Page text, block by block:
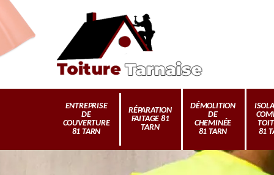
ENTREPRISE
DE
COUVERTURE
81 TARN
RÉPARATION
FAITAGE 81
TARN
DÉMOLITION
DE
CHEMINÉE
81 TARN
81